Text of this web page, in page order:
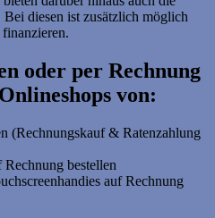
diesen ist zusätzlich möglich
oder per Rechnung
von:
(Rechnungskauf & Ratenzahlung
bestellen
auf Rechnung